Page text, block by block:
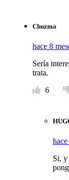
Chuzma
hace 8
Sería
trata.
6
Si, y